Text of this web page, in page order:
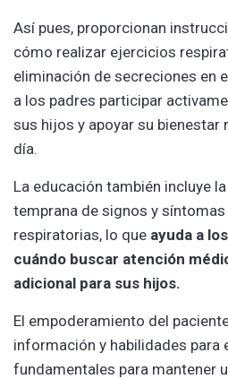
Así pues, proporcionan
cómo realizar ejercicios
eliminación de secreciones en
a los padres participar
sus hijos y apoyar su bienestar
día.
La educación también incluye
temprana de signos y
respiratorias, lo que ayuda a
cuándo buscar atención
adicional para sus hijos.
El empoderamiento del
información y habilidades para
fundamentales para mantener